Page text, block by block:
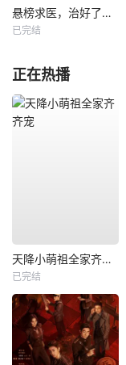
悬榜求医，治好了嫌我是乞丐
已完结
正在热播
天降小萌祖全家齐齐宠
已完结